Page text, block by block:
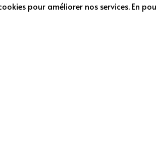
pour améliorer nos services. En